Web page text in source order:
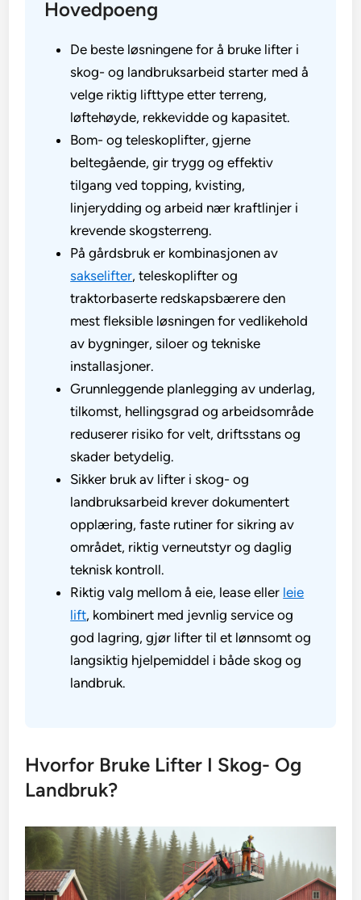
Hovedpoeng
De beste løsningene for å bruke lifter i
skog- og landbruksarbeid starter med å
velge riktig lifttype etter terreng,
løftehøyde, rekkevidde og kapasitet.
Bom- og teleskoplifter, gjerne
beltegående, gir trygg og effektiv
tilgang ved topping, kvisting,
linjerydding og arbeid nær kraftlinjer i
krevende skogsterreng.
På gårdsbruk er kombinasjonen av
sakselifter, teleskoplifter og
traktorbaserte redskapsbærere den
mest fleksible løsningen for vedlikehold
av bygninger, siloer og tekniske
installasjoner.
Grunnleggende planlegging av underlag,
tilkomst, hellingsgrad og arbeidsområde
reduserer risiko for velt, driftsstans og
skader betydelig.
Sikker bruk av lifter i skog- og
landbruksarbeid krever dokumentert
opplæring, faste rutiner for sikring av
området, riktig verneutstyr og daglig
teknisk kontroll.
Riktig valg mellom å eie, lease eller leie
lift, kombinert med jevnlig service og
god lagring, gjør lifter til et lønnsomt og
langsiktig hjelpemiddel i både skog og
landbruk.
Hvorfor Bruke Lifter I Skog- Og
Landbruk?